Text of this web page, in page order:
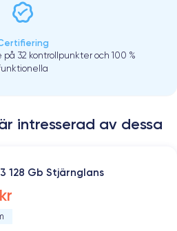
32 kontrollpunkter och 100 %
intresserad av dessa
128 Gb Stjärnglans